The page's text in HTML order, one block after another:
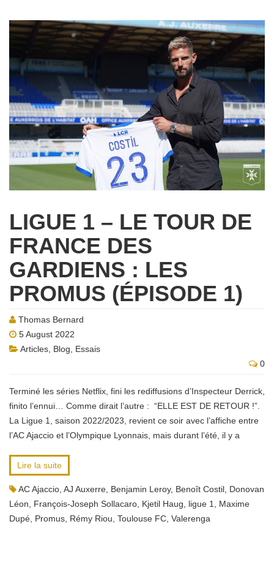
LIGUE 1 – LE TOUR DE
FRANCE DES
GARDIENS : LES
PROMUS (ÉPISODE 1)
Thomas Bernard
5 August 2022
Articles Blog
Essais
0
Terminé les séries Netflix, fini les rediffusions d’Inspecteur Derrick,
finito l’ennui… Comme dirait l’autre : “ELLE EST DE RETOUR !”.
La Ligue 1, saison 2022/2023, revient ce soir avec l’affiche entre
l’AC Ajaccio et l’Olympique Lyonnais, mais durant l’été, il y a
Lire la suite
AC Ajaccio AJ Auxerre Benjamin Leroy, Benoît Costil Donovan
Léon
François-Joseph Sollacaro Kjetil Haug ligue 1
Maxime
Dupé Promus Rémy Riou Toulouse FC Valerenga